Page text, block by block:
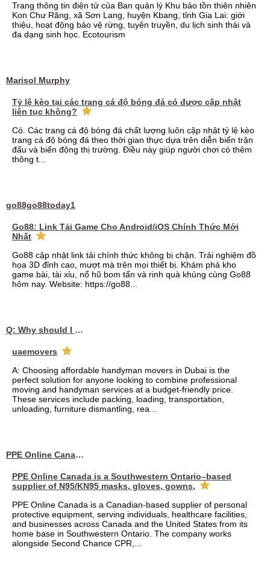
Trang thông tin điện tử của Ban quản lý Khu bảo tồn thiên nhiên
Kon Chư Răng, xã Sơn Lang, huyện Kbang, tỉnh Gia Lai: giới
thiệu, hoạt động bảo vệ rừng, tuyên truyền, du lịch sinh thái và
đa dạng sinh học. Ecotourism
Marisol Murphy
Tỷ lệ kèo tại các trang cá độ bóng đá có được cập nhật
liên tục không?
Có. Các trang cá độ bóng đá chất lượng luôn cập nhật tỷ lệ kèo
trang cá độ bóng đá theo thời gian thực dựa trên diễn biến trận
đấu và biến động thị trường. Điều này giúp người chơi có thêm
thông t...
go88go88today1
Go88: Link Tải Game Cho Android/iOS Chính Thức Mới
Nhất
Go88 cập nhật link tải chính thức không bị chặn. Trải nghiệm đồ
họa 3D đỉnh cao, mượt mà trên mọi thiết bị. Khám phá kho
game bài, tài xỉu, nổ hũ bom tấn và rinh quà khủng cùng Go88
hôm nay. Website: https://go88...
Q: Why should I choose affordable handyman movers in Dubai for my relocation and maintenance needs?
uaemovers
A: Choosing affordable handyman movers in Dubai is the
perfect solution for anyone looking to combine professional
moving and handyman services at a budget-friendly price.
These services include packing, loading, transportation,
unloading, furniture dismantling, rea...
PPE Online Canada – Bulk PPE Supplier | N95, Gloves, Masks & Medical Supplies
PPE Online Canada is a Southwestern Ontario–based
supplier of N95/KN95 masks, gloves, gowns,
PPE Online Canada is a Canadian-based supplier of personal
protective equipment, serving individuals, healthcare facilities,
and businesses across Canada and the United States from its
home base in Southwestern Ontario. The company works
alongside Second Chance CPR,...